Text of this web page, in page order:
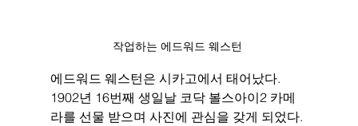
작업하는 에드워드 웨스턴
에드워드 웨스턴은 시카고에서 태어났다.
1902년 16번째 생일날 코닥 볼스아이2 카메
라를 선물 받으며 사진에 관심을 갖게 되었다.